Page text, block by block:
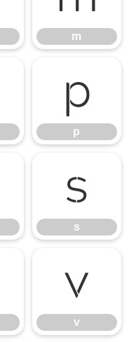
m
p
p
s
s
v
v